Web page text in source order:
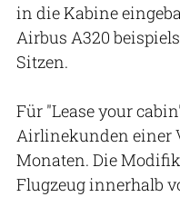
in die Kabine
Airbus A320
Sitzen.
Für "Lease your
Airlinekunden einer
Monaten. Die
Flugzeug innerhalb